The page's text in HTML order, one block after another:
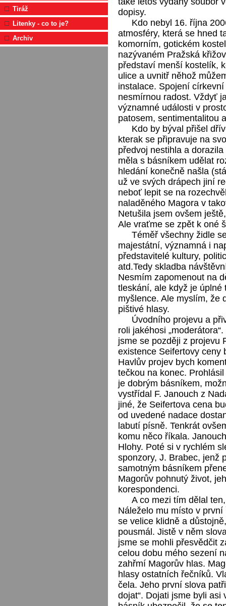
Tiráž
Litenky - co to je?
Archiv
dopisy.
Kdo nebyl 16. října
atmosféry, která se hned
komorním, gotickém
nazývaném Pražská
představí menší kostelík,
ulice a uvnitř něhož
instalace. Spojení
nesmírnou radost. Vždyť
významné události v
patosem, sentimentalitou
Kdo by býval přišel
kterak se připravuje na
předvoj nestihla a
měla s básníkem udělat
hledání konečně našla
už ve svých drápech jiní
neboť lepit se na
naladěného Magora v
Netušila jsem ovšem
Ale vraťme se zpět k oné
Téměř všechny židle
majestátní, významná i
představitelé kultury,
atd.Tedy skladba
Nesmím zapomenout na
tleskání, ale když je úplné
myšlence. Ale myslím, že
pištivé hlasy.
Úvodního projevu a
roli jakéhosi
jsme se později z projevu
existence Seifertovy ceny
Havlův projev bych
tečkou na konec.
je dobrým básníkem,
vystřídal F. Janouch z
jiné, že Seifertova cena
od uvedené nadace
labutí písně. Tenkrát
komu něco říkala.
Hlohy. Poté si v rychlém
sponzory, J. Brabec, jenž
samotným básníkem
Magorův pohnutý život,
korespondenci.
A co mezi tím dělal
Náleželo mu místo v
se velice klidně a
pousmál. Jistě v něm
jsme se mohli přesvědčit
celou dobu mého sezení
zahřmí Magorův hlas.
hlasy ostatních řečníků.
čela. Jeho první slova
dojat“. Dojati jsme byli